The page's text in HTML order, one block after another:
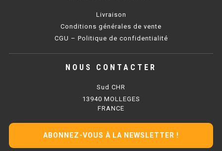
SALADETTE COMPACTE
SALADETTE 800 VITRÉE
Livraison
Conditions générales de vente
CGU – Politique de confidentialité
NOUS CONTACTER
Sud CHR
13940 MOLLEGES
FRANCE
ABONNEZ-VOUS À LA NEWSLETTER !